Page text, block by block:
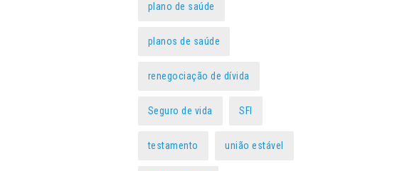
plano de saúde
planos de saúde
renegociação de dívida
Seguro de vida SFI
testamento união estável